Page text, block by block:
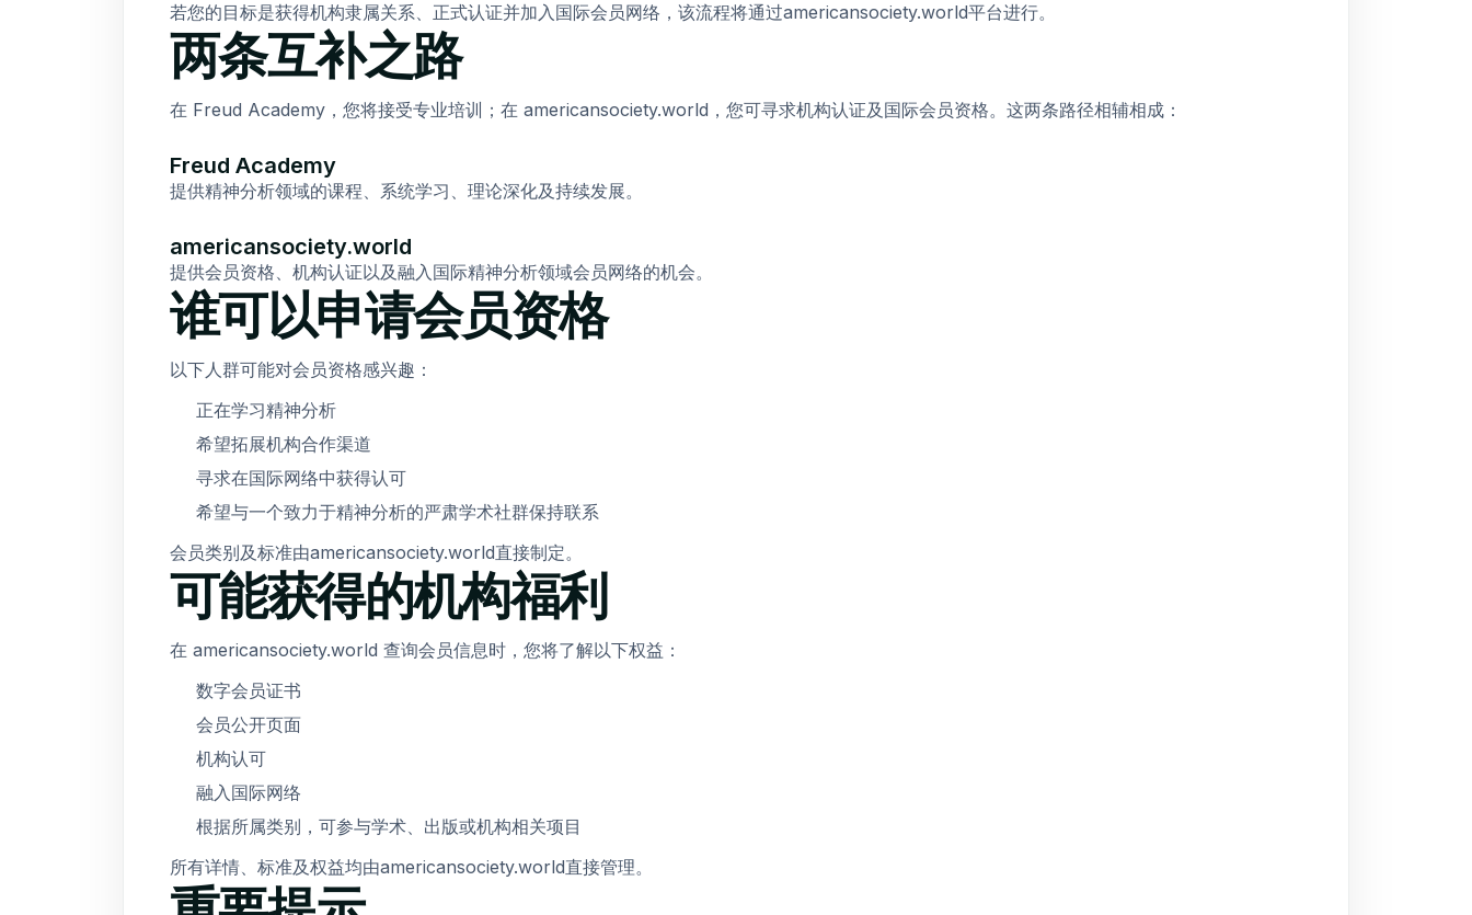
若您的目标是获得机构隶属关系、正式认证并加入国际会员网络，该流程将通过americansociety.world平台进行。
两条互补之路
在 Freud Academy，您将接受专业培训；在 americansociety.world，您可寻求机构认证及国际会员资格。这两条路径相辅相成：
Freud Academy
提供精神分析领域的课程、系统学习、理论深化及持续发展。
americansociety.world
提供会员资格、机构认证以及融入国际精神分析领域会员网络的机会。
谁可以申请会员资格
以下人群可能对会员资格感兴趣：
正在学习精神分析
希望拓展机构合作渠道
寻求在国际网络中获得认可
希望与一个致力于精神分析的严肃学术社群保持联系
会员类别及标准由americansociety.world直接制定。
可能获得的机构福利
在 americansociety.world 查询会员信息时，您将了解以下权益：
数字会员证书
会员公开页面
机构认可
融入国际网络
根据所属类别，可参与学术、出版或机构相关项目
所有详情、标准及权益均由americansociety.world直接管理。